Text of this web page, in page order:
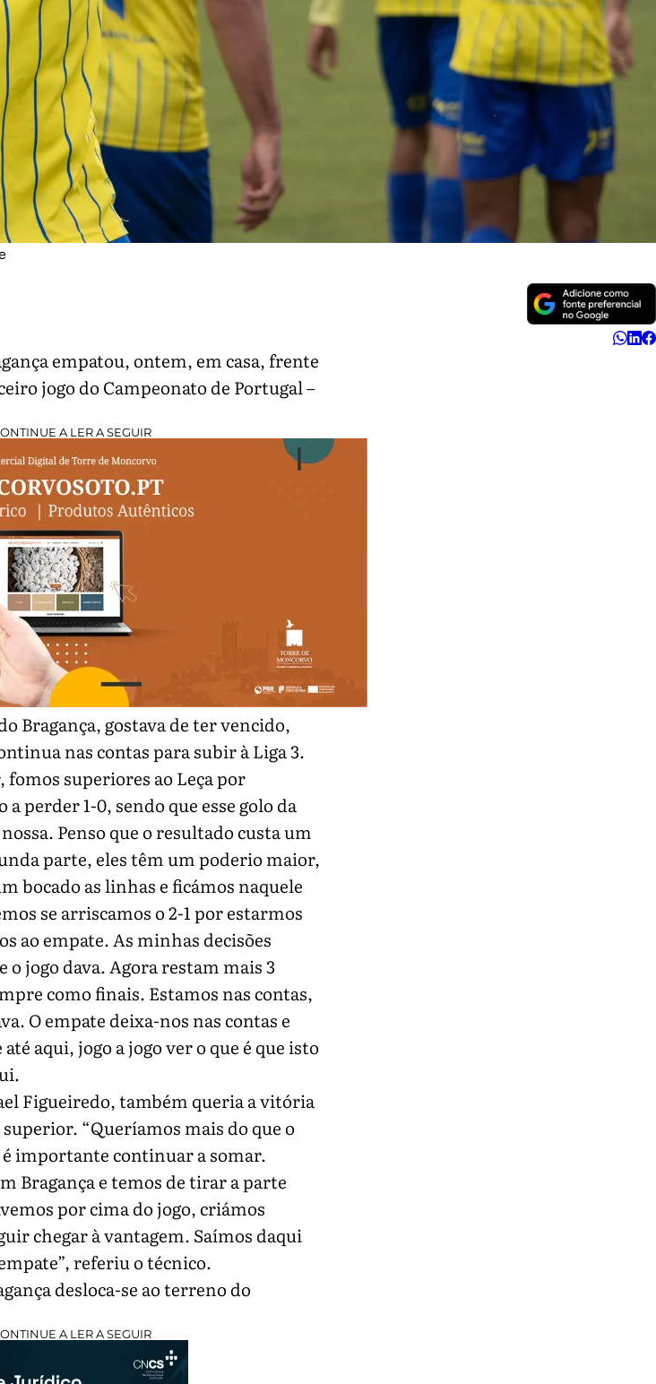
empatou, ontem, em casa, frente
jogo do Campeonato de Portugal –
A LER A SEGUIR
Bragança, gostava de ter vencido,
nas contas para subir à Liga 3.
superiores ao Leça por
perder 1-0, sendo que esse golo da
Penso que o resultado custa um
parte, eles têm um poderio maior,
bocado as linhas e ficámos naquele
se arriscamos o 2-1 por estarmos
ao empate. As minhas decisões
jogo dava. Agora restam mais 3
como finais. Estamos nas contas,
O empate deixa-nos nas contas e
aqui, jogo a jogo ver o que é que isto
Figueiredo, também queria a vitória
“Queríamos mais do que o
importante continuar a somar.
Bragança e temos de tirar a parte
por cima do jogo, criámos
chegar à vantagem. Saímos daqui
referiu o técnico.
desloca-se ao terreno do
A LER A SEGUIR